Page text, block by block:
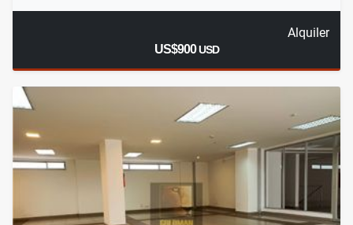
Alquiler
US$900USD